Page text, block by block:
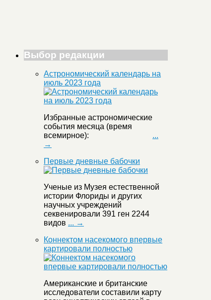
Выбор редакции
Астрономический календарь на
июль 2023 года
Избранные астрономические
события месяца (время
всемирное): ...
→
Первые дневные бабочки
Ученые из Музея естественной
истории Флориды и других
научных учреждений
секвенировали 391 ген 2244
видов ... →
Коннектом насекомого впервые
картировали полностью
Американские и британские
исследователи составили карту